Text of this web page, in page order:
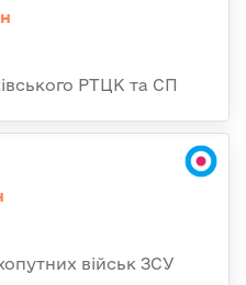
РТЦК та СП
військ ЗСУ